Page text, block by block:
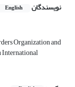
نویسندگان English
Organization and
International